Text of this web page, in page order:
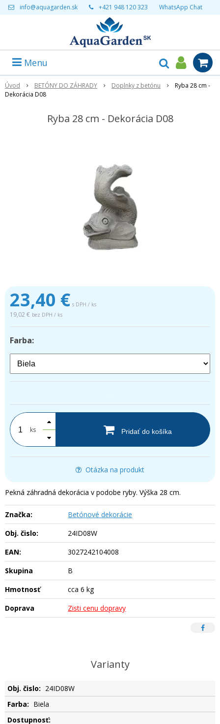
info@aquagarden.sk +421 948 120 323 WhatsApp Chat
Menu
Úvod BETÓNY DO ZÁHRADY Doplnky z betónu
Ryba 28 cm -
Dekorácia D08
Ryba 28 cm - Dekorácia D08
23,40 € s DPH / ks
19,02 € bez DPH / ks
Farba:
ks Pridať do košíka
Otázka na produkt
Pekná záhradná dekorácia v podobe ryby. Výška 28 cm.
Značka:
Betónové dekorácie
Obj. čislo:
24ID08W
EAN:
3027242104008
Skupina
B
Hmotnosť
cca 6 kg
Doprava
Zisti cenu dopravy
Varianty
24ID08W
Biela